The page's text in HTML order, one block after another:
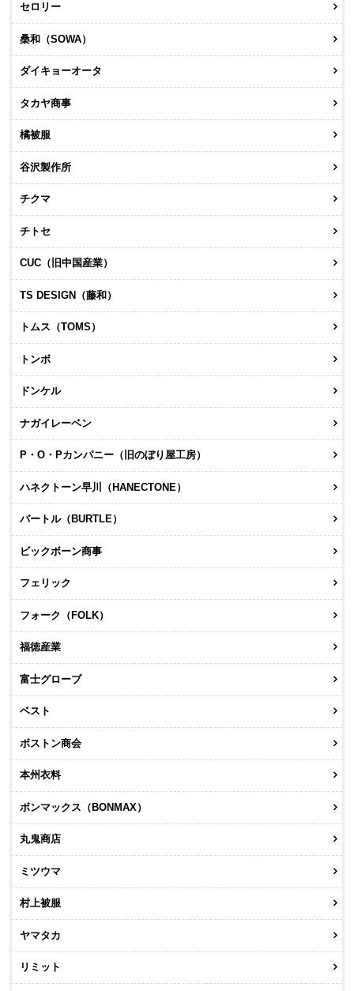
セロリー
桑和（SOWA）
ダイキョーオータ
タカヤ商事
橘被服
谷沢製作所
チクマ
チトセ
CUC（旧中国産業）
TS DESIGN（藤和）
トムス（TOMS）
トンボ
ドンケル
ナガイレーベン
P・O・Pカンパニー（旧のぼり屋工房）
ハネクトーン早川（HANECTONE）
バートル（BURTLE）
ビックボーン商事
フェリック
フォーク（FOLK）
福徳産業
富士グローブ
ベスト
ボストン商会
本州衣料
ボンマックス（BONMAX）
丸鬼商店
ミツウマ
村上被服
ヤマタカ
リミット